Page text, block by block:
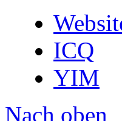
ICQ
YIM
Nach oben